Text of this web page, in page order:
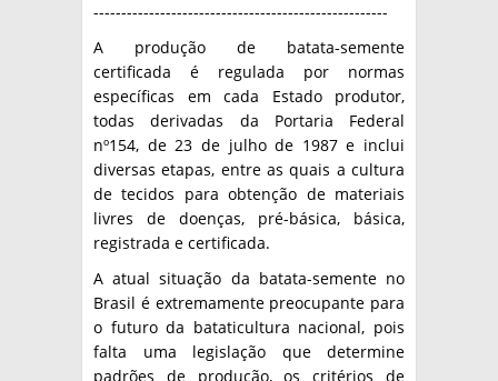
-----------------------------------------------------
A produção de batata-semente
certificada é regulada por normas
específicas em cada Estado produtor,
todas derivadas da Portaria Federal
nº154, de 23 de julho de 1987 e inclui
diversas etapas, entre as quais a cultura
de tecidos para obtenção de materiais
livres de doenças, pré-básica, básica,
registrada e certificada.
A atual situação da batata-semente no
Brasil é extremamente preocupante para
o futuro da bataticultura nacional, pois
falta uma legislação que determine
padrões de produção, os critérios de